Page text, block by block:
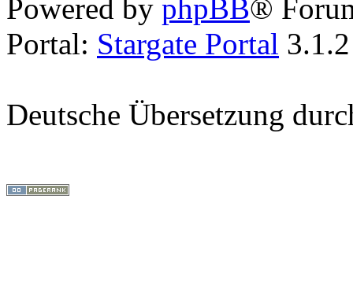
Powered by phpBB®
Portal: Stargate Portal
Deutsche Übersetzung